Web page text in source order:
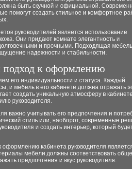
быть скучной и официальной.
помогут создать стильное и комфортное
руководителей является использование
Они придают комнате элегантность и
и прочными. Подходящая
надежности и стабильности.
к оформлению
его индивидуальности и статуса. Каждый
и мебель в его кабинете должна отражать
создать уникальную атмосферу в
руководителя.
важно учитывать его предпочтения и
стиль или, наоборот, современные
и создать интерьер, который
кабинета руководителя
мебели должны соответствовать
предпочтения и вкус руководителя.